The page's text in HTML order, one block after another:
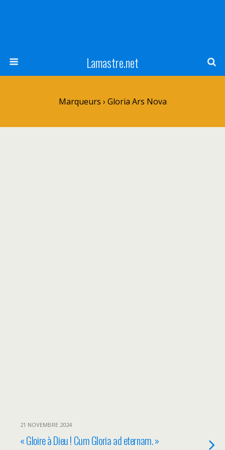
Lamastre.net
Marqueurs › Gloria Ars Nova
21 NOVEMBRE 2024
« Gloire à Dieu ! Cum Gloria ad eternam. »